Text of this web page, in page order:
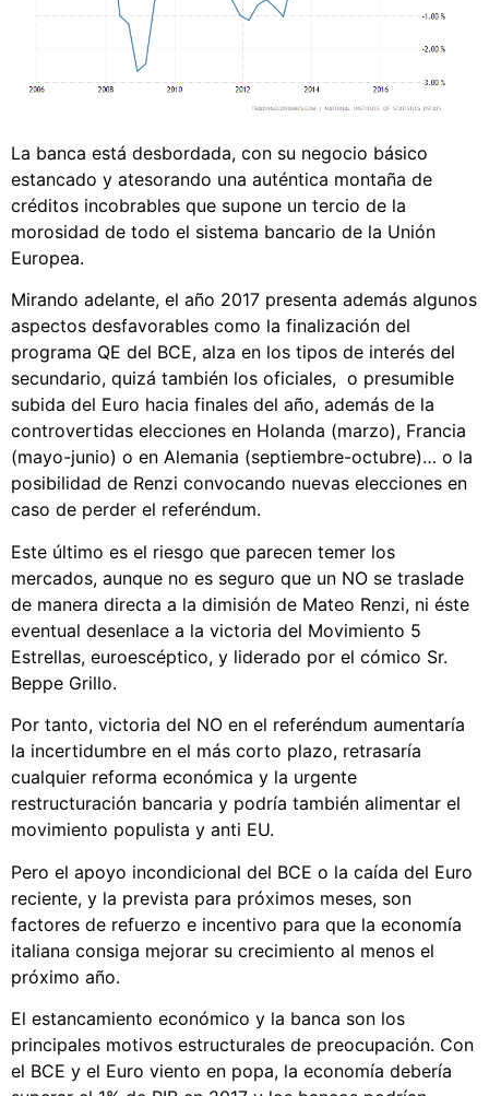
La banca está desbordada, con su negocio básico
estancado y atesorando una auténtica montaña de
créditos incobrables que supone un tercio de la
morosidad de todo el sistema bancario de la Unión
Europea.
Mirando adelante, el año 2017 presenta además algunos
aspectos desfavorables como la finalización del
programa QE del BCE, alza en los tipos de interés del
secundario, quizá también los oficiales, o presumible
subida del Euro hacia finales del año, además de la
controvertidas elecciones en Holanda (marzo), Francia
(mayo-junio) o en Alemania (septiembre-octubre)… o la
posibilidad de Renzi convocando nuevas elecciones en
caso de perder el referéndum.
Este último es el riesgo que parecen temer los
mercados, aunque no es seguro que un NO se traslade
de manera directa a la dimisión de Mateo Renzi, ni éste
eventual desenlace a la victoria del Movimiento 5
Estrellas, euroescéptico, y liderado por el cómico Sr.
Beppe Grillo.
Por tanto, victoria del NO en el referéndum aumentaría
la incertidumbre en el más corto plazo, retrasaría
cualquier reforma económica y la urgente
restructuración bancaria y podría también alimentar el
movimiento populista y anti EU.
Pero el apoyo incondicional del BCE o la caída del Euro
reciente, y la prevista para próximos meses, son
factores de refuerzo e incentivo para que la economía
italiana consiga mejorar su crecimiento al menos el
próximo año.
El estancamiento económico y la banca son los
principales motivos estructurales de preocupación. Con
el BCE y el Euro viento en popa, la economía debería